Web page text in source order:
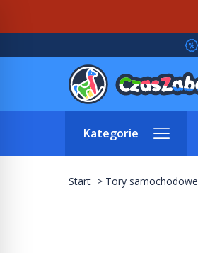
Kategorie
Start Tory samochodowe